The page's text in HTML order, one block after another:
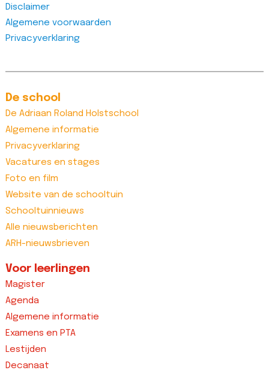
Disclaimer
Algemene voorwaarden
Privacyverklaring
De school
De Adriaan Roland Holstschool
Algemene informatie
Privacyverklaring
Vacatures en stages
Foto en film
Website van de schooltuin
Schooltuinnieuws
Alle nieuwsberichten
ARH-nieuwsbrieven
Voor leerlingen
Magister
Agenda
Algemene informatie
Examens en PTA
Lestijden
Decanaat